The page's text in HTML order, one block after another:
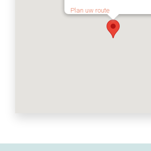
Plan uw route